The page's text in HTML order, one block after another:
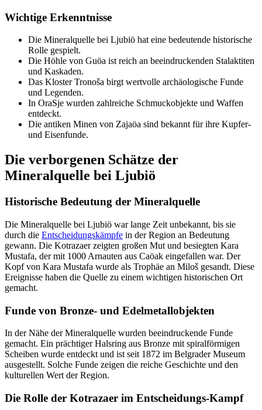
Wichtige Erkenntnisse
Die Mineralquelle bei Ljubiö hat eine bedeutende historische
Rolle gespielt.
Die Höhle von Guöa ist reich an beeindruckenden Stalaktiten
und Kaskaden.
Das Kloster Tronoša birgt wertvolle archäologische Funde
und Legenden.
In OraSje wurden zahlreiche Schmuckobjekte und Waffen
entdeckt.
Die antiken Minen von Zajaöa sind bekannt für ihre Kupfer-
und Eisenfunde.
Die verborgenen Schätze der
Mineralquelle bei Ljubiö
Historische Bedeutung der Mineralquelle
Die Mineralquelle bei Ljubiö war lange Zeit unbekannt, bis sie
durch die Entscheidungskämpfe in der Region an Bedeutung
gewann. Die Kotrazaer zeigten großen Mut und besiegten Kara
Mustafa, der mit 1000 Arnauten aus Caöak eingefallen war. Der
Kopf von Kara Mustafa wurde als Trophäe an Miloš gesandt. Diese
Ereignisse haben die Quelle zu einem wichtigen historischen Ort
gemacht.
Funde von Bronze- und Edelmetallobjekten
In der Nähe der Mineralquelle wurden beeindruckende Funde
gemacht. Ein prächtiger Halsring aus Bronze mit spiralförmigen
Scheiben wurde entdeckt und ist seit 1872 im Belgrader Museum
ausgestellt. Solche Funde zeigen die reiche Geschichte und den
kulturellen Wert der Region.
Die Rolle der Kotrazaer im Entscheidungs-Kampf